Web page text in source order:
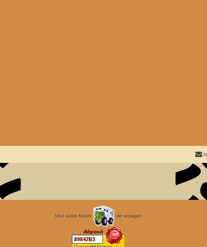
Une autre façon de voyager